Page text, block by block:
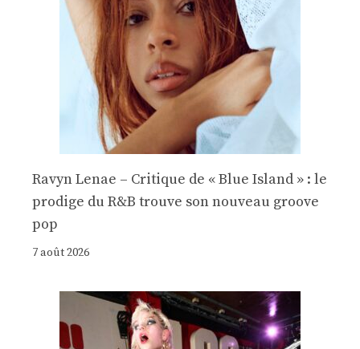
Ravyn Lenae – Critique de « Blue Island » : le
prodige du R&B trouve son nouveau groove
pop
7 août 2026